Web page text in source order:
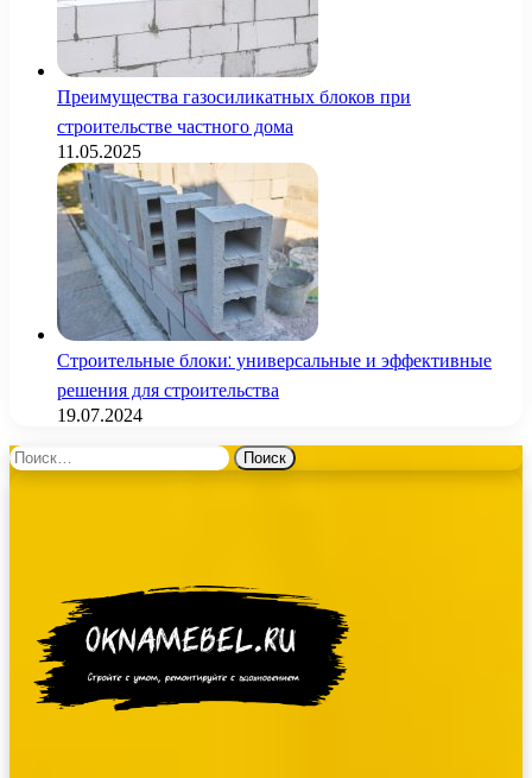
Преимущества газосиликатных блоков при
строительстве частного дома
11.05.2025
Строительные блоки: универсальные и эффективные
решения для строительства
19.07.2024
Найти: